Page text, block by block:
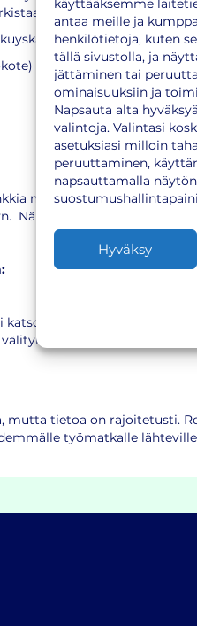
käyttääksemme
antaa meille ja
henkilötietoja, kuten
tällä sivustolla, ja
jättäminen tai
ominaisuuksiin ja
Napsauta alta
valintoja. Valintasi
asetuksiasi milloin
peruuttaminen,
napsauttamalla
Hyväksy
omat rokotukset
muita rokotuksia.
Näistä löytyy lisätietoa
ruoka-aineita, on
sekä
mutta tietoa on rajoitetusti.
työmatkalle